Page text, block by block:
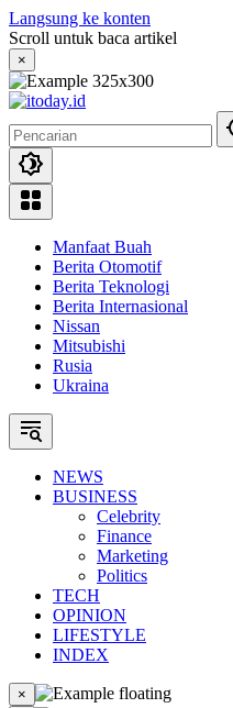
Langsung ke konten
Scroll untuk baca artikel
×
Manfaat Buah
Berita Otomotif
Berita Teknologi
Berita Internasional
Nissan
Mitsubishi
Rusia
Ukraina
NEWS
BUSINESS
Celebrity
Finance
Marketing
Politics
TECH
OPINION
LIFESTYLE
INDEX
×